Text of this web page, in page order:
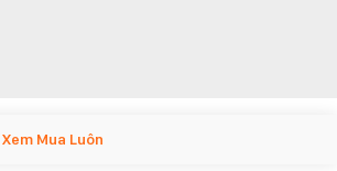
Xem Mua Luôn